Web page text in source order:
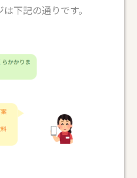
下記の通りです。